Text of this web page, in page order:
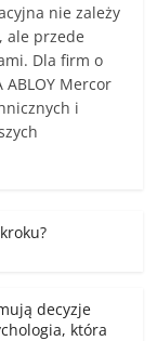
nie zależy
ale przede
Dla firm o
Mercor
i
decyzje
która